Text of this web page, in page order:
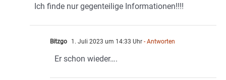
Ich finde nur gegenteilige Informationen!!!!
Bitzgo 1. Juli 2023 um 14:33 Uhr - Antworten
Er schon wieder….